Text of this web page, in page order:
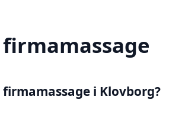
firmamassage
i Klovborg?